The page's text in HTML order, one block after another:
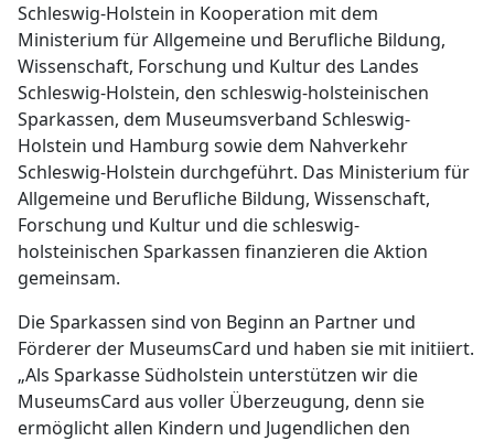
Schleswig-Holstein in Kooperation mit dem
Ministerium für Allgemeine und Berufliche Bildung,
Wissenschaft, Forschung und Kultur des Landes
Schleswig-Holstein, den schleswig-holsteinischen
Sparkassen, dem Museumsverband Schleswig-
Holstein und Hamburg sowie dem Nahverkehr
Schleswig-Holstein durchgeführt. Das Ministerium für
Allgemeine und Berufliche Bildung, Wissenschaft,
Forschung und Kultur und die schleswig-
holsteinischen Sparkassen finanzieren die Aktion
gemeinsam.
Die Sparkassen sind von Beginn an Partner und
Förderer der MuseumsCard und haben sie mit initiiert.
„Als Sparkasse Südholstein unterstützen wir die
MuseumsCard aus voller Überzeugung, denn sie
ermöglicht allen Kindern und Jugendlichen den